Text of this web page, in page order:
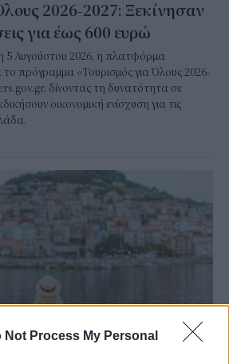
Not Process My Personal
2026-2027: Ξεκίνησαν
για έως 600 ευρώ
5 Αυγούστου 2026, η πλατφόρμα
πρόγραμμα «Τουρισμός για Όλους 2026-
δίνοντας τη δυνατότητα σε
οικονομική ενίσχυση για τις